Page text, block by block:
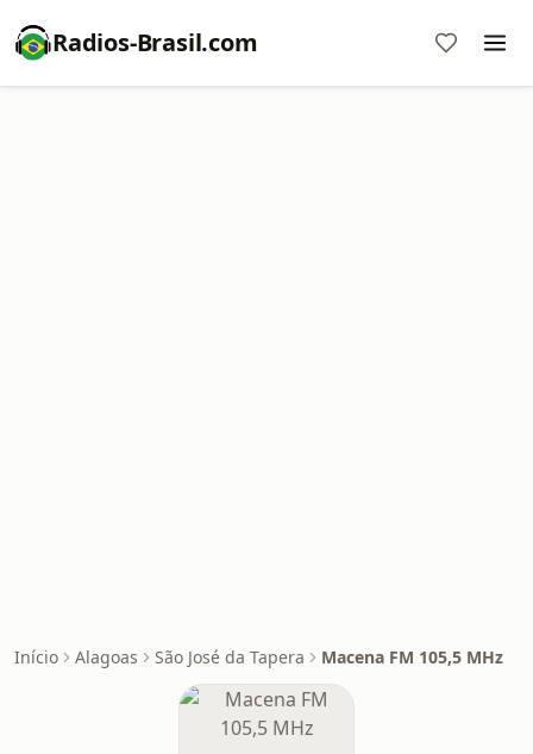
Radios-Brasil.com
Início Alagoas São José da Tapera Macena FM 105,5 MHz